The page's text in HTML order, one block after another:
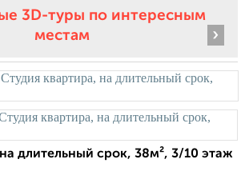
3D-туры по интересным
местам
›
длительный срок, 38м², 3/10 этаж